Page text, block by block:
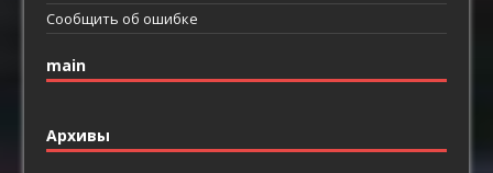
Сообщить об ошибке
main
Архивы